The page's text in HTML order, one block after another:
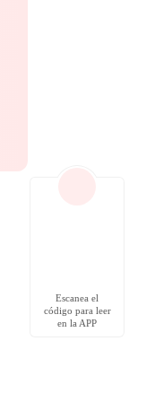
Escanea el
código para leer
en la APP